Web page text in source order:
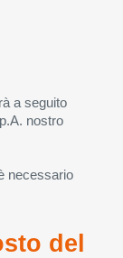
a seguito
nostro
necessario
del